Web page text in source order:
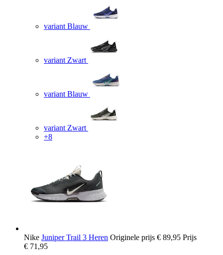
variant Blauw
variant Zwart
variant Blauw
variant Zwart
+8
Nike Juniper Trail 3 Heren Originele prijs € 89,95 Prijs
€ 71,95